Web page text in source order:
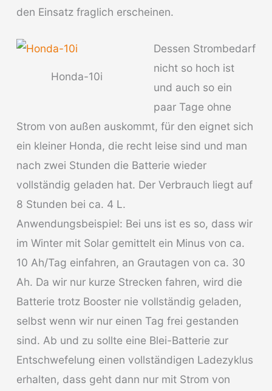
den Einsatz fraglich erscheinen.
Honda-10i
Dessen Strombedarf
nicht so hoch ist
und auch so ein
paar Tage ohne
Strom von außen auskommt, für den eignet sich
ein kleiner Honda, die recht leise sind und man
nach zwei Stunden die Batterie wieder
vollständig geladen hat. Der Verbrauch liegt auf
8 Stunden bei ca. 4 L.
Anwendungsbeispiel: Bei uns ist es so, dass wir
im Winter mit Solar gemittelt ein Minus von ca.
10 Ah/Tag einfahren, an Grautagen von ca. 30
Ah. Da wir nur kurze Strecken fahren, wird die
Batterie trotz Booster nie vollständig geladen,
selbst wenn wir nur einen Tag frei gestanden
sind. Ab und zu sollte eine Blei-Batterie zur
Entschwefelung einen vollständigen Ladezyklus
erhalten, dass geht dann nur mit Strom von